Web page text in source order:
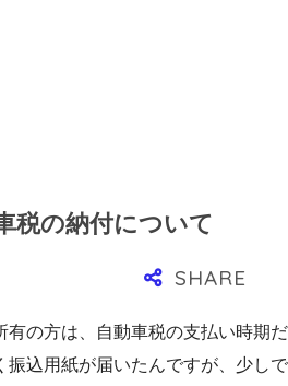
税の納付について
有の方は、自動車税の支払い時期だ
振込用紙が届いたんですが、少しで